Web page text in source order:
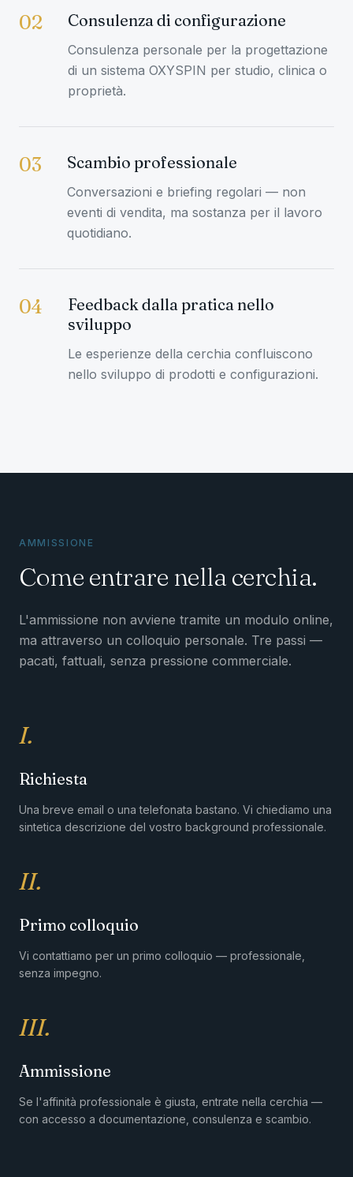
02 Consulenza di configurazione
Consulenza personale per la progettazione
di un sistema OXYSPIN per studio, clinica o
proprietà.
03 Scambio professionale
Conversazioni e briefing regolari — non
eventi di vendita, ma sostanza per il lavoro
quotidiano.
04
Feedback dalla pratica nello
sviluppo
Le esperienze della cerchia confluiscono
nello sviluppo di prodotti e configurazioni.
AMMISSIONE
Come entrare nella cerchia.
L'ammissione non avviene tramite un modulo online,
ma attraverso un colloquio personale. Tre passi —
pacati, fattuali, senza pressione commerciale.
I.
Richiesta
Una breve email o una telefonata bastano. Vi chiediamo una
sintetica descrizione del vostro background professionale.
II.
Primo colloquio
Vi contattiamo per un primo colloquio — professionale,
senza impegno.
III.
Ammissione
Se l'affinità professionale è giusta, entrate nella cerchia —
con accesso a documentazione, consulenza e scambio.